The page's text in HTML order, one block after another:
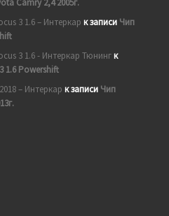
3 1.6 – Интеркар к записи Чип
3 1.6 - Интеркар Тюнингк
1.6 Powershift
– Интеркар к записи Чип